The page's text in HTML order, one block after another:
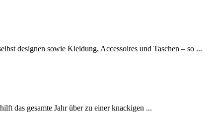
designen sowie Kleidung, Accessoires und Taschen – so ...
das gesamte Jahr über zu einer knackigen ...